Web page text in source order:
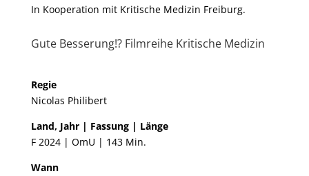
In Kooperation mit Kritische Medizin Freiburg.
Gute Besserung!? Filmreihe Kritische Medizin
Regie
Nicolas Philibert
Land, Jahr | Fassung | Länge
F 2024 | OmU | 143 Min.
Wann